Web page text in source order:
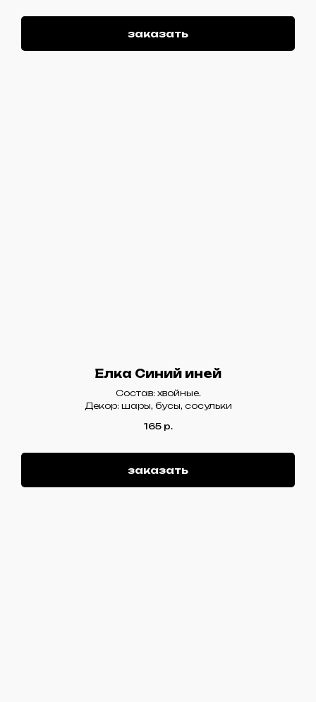
заказать
Елка Синий иней
Состав: хвойные.
Декор: шары, бусы, сосульки
165 р.
заказать